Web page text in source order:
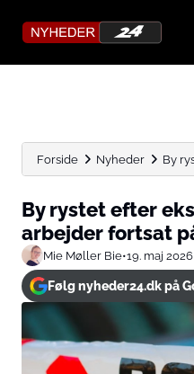
Forside Nyheder By
By rystet efter
arbejder fortsat
Mie Møller Bie•19. maj 2026
Følg nyheder24.dk på